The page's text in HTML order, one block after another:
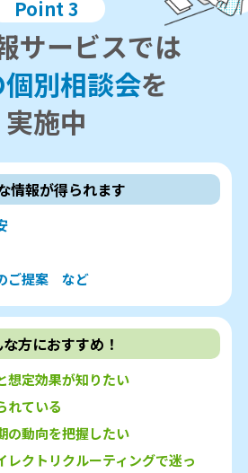
Point 3
サービスでは
別相談会を
実施中
情報が得られます
ご提案 など
方におすすめ！
想定効果が知りたい
れている
の動向を把握したい
レクトリクルーティングで迷っ